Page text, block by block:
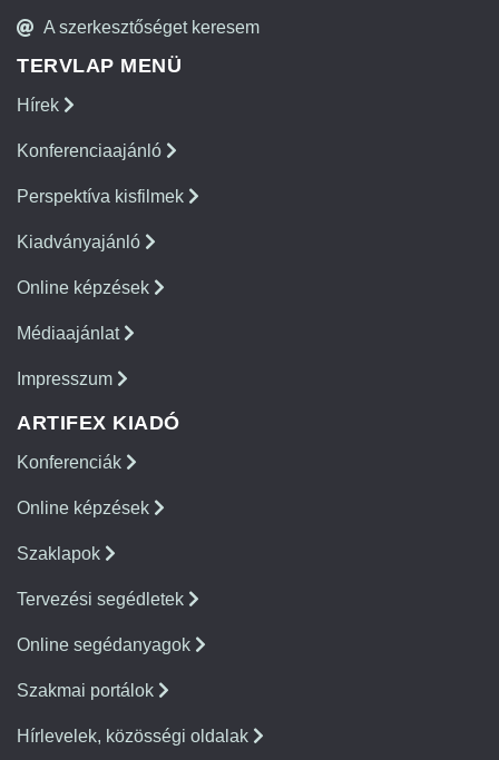
A szerkesztőséget keresem
TERVLAP MENÜ
Hírek
Konferenciaajánló
Perspektíva kisfilmek
Kiadványajánló
Online képzések
Médiaajánlat
Impresszum
ARTIFEX KIADÓ
Konferenciák
Online képzések
Szaklapok
Tervezési segédletek
Online segédanyagok
Szakmai portálok
Hírlevelek, közösségi oldalak